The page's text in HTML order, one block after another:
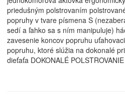
priedušným polstrovaním
popruhy v tvare písmena S
sedí a ľahko sa s ním manipuluje)
zavesenie koncov popruhu
popruhu, ktoré slúžia na dokonalé
dieťaťa DOKONALÉ